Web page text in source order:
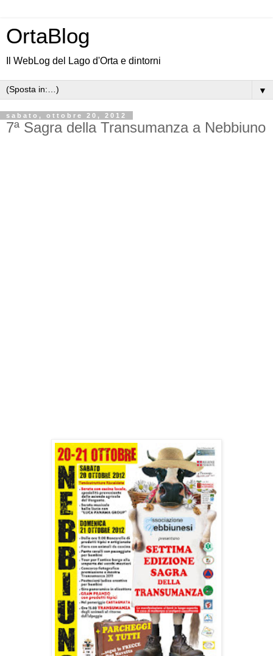
OrtaBlog
Il WebLog del Lago d'Orta e dintorni
▼
sabato, ottobre 20, 2012
7ª Sagra della Transumanza a Nebbiuno